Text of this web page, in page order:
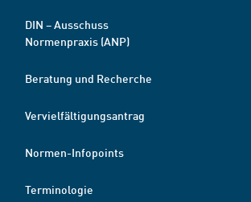
DIN – Ausschuss
Normenpraxis (ANP)
Beratung und Recherche
Vervielfältigungsantrag
Normen-Infopoints
Terminologie